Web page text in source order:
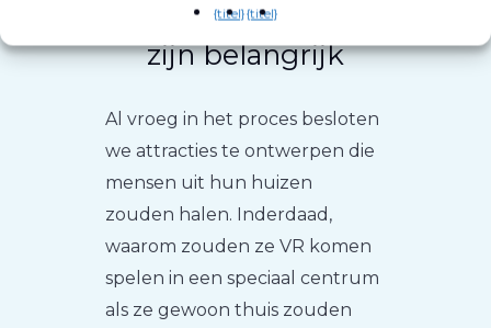
{titel}{titel}
Unieke ervaringen
zijn belangrijk
Al vroeg in het proces besloten
we attracties te ontwerpen die
mensen uit hun huizen
zouden halen. Inderdaad,
waarom zouden ze VR komen
spelen in een speciaal centrum
als ze gewoon thuis zouden